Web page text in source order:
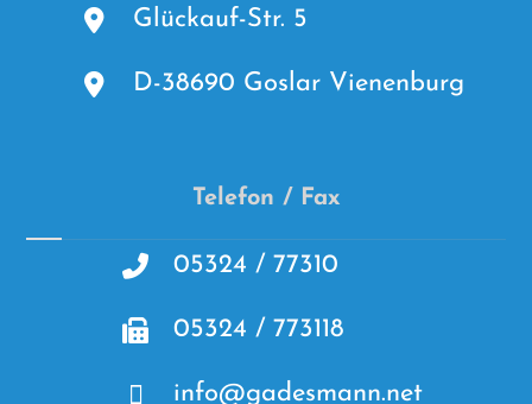
Glückauf-Str. 5
D-38690 Goslar Vienenburg
Telefon / Fax
05324 / 77310
05324 / 773118
info@gadesmann.net